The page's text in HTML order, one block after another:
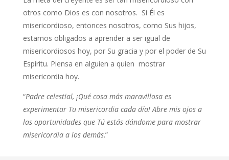
otros como Dios es con nosotros. Si Él es
misericordioso, entonces nosotros, como Sus hijos,
estamos obligados a aprender a ser igual de
misericordiosos hoy, por Su gracia y por el poder de Su
Espíritu. Piensa en alguien a quien mostrar
misericordia hoy.
“Padre celestial, ¡Qué cosa más maravillosa es
experimentar Tu misericordia cada día! Abre mis ojos a
las oportunidades que Tú estás dándome para mostrar
misericordia a los demás.”